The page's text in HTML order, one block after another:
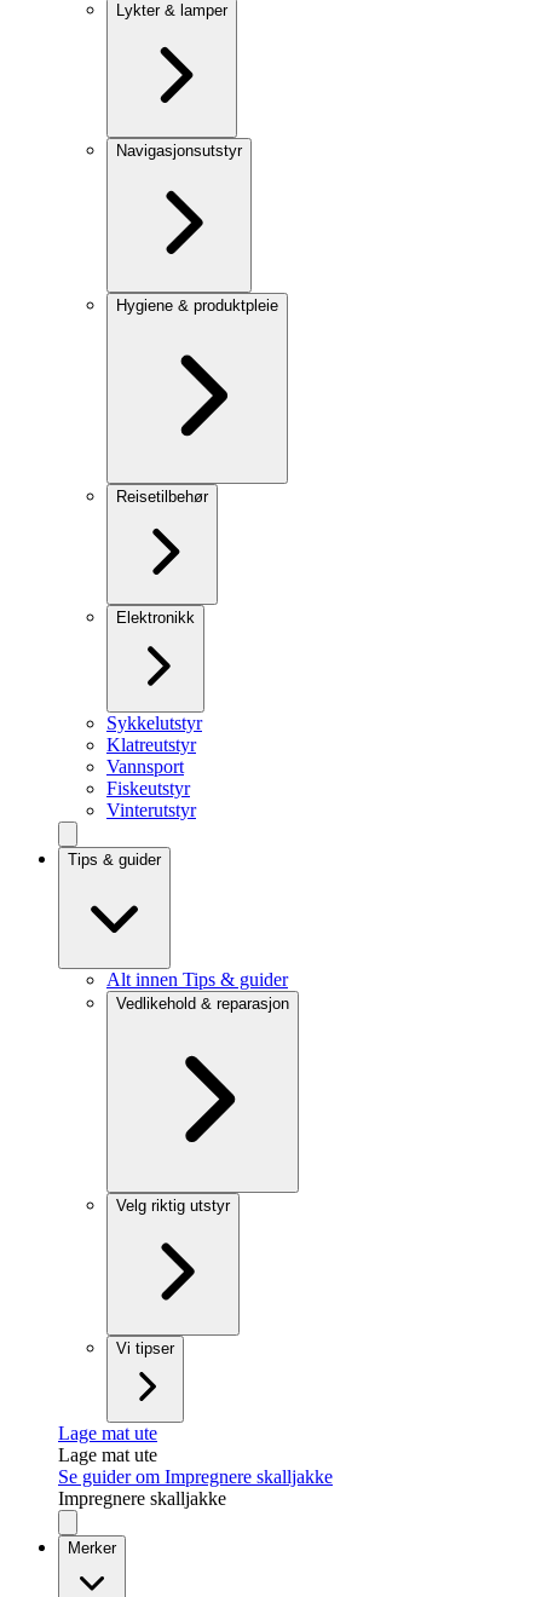
Lykter & lamper
Navigasjonsutstyr
Hygiene & produktpleie
Reisetilbehør
Elektronikk
Sykkelutstyr
Klatreutstyr
Vannsport
Fiskeutstyr
Vinterutstyr
Tips & guider
Alt innen Tips & guider
Vedlikehold & reparasjon
Velg riktig utstyr
Vi tipser
Lage mat ute
Lage mat ute
Se guider om Impregnere skalljakke
Impregnere skalljakke
Merker